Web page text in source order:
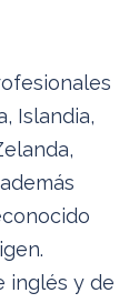
Islandia,
inglés y de